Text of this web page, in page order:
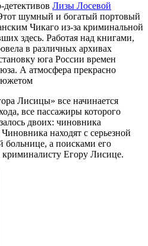
Лизы Лосевой
шумный и богатый портовый
Чикаго из-за криминальной
здесь. Работая над книгами,
в различных архивах
юга России времен
А атмосфера прекрасно
Лисицы» все начинается
все пассажиры которого
двоих: чиновника
находят с серьезной
больнице, а поисками его
криминалисту Егору Лисице.